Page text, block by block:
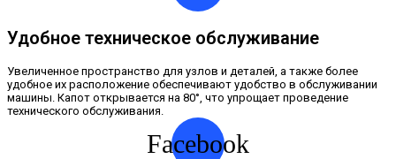
Удобное техническое обслуживание
Увеличенное пространство для узлов и деталей, а также более
удобное их расположение обеспечивают удобство в обслуживании
машины. Капот открывается на 80°, что упрощает проведение
технического обслуживания.
Facebook